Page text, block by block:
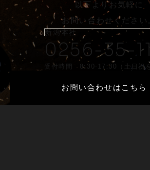
以下よりお気軽に
お問い合わせください
新潟本社
0256-35-
受付時間 8:30-17:30（土日祝を
お問い合わせはこちら